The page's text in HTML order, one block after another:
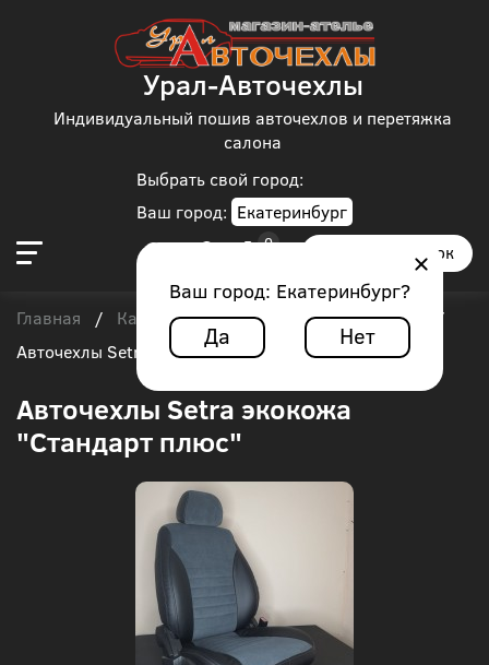
Выбрать свой город:
Ваш город: Екатеринбург
Ваш город: Екатеринбург?
Да Нет
Урал-Авточехлы
Индивидуальный пошив авточехлов и перетяжка
салона
Заказать звонок
Главная / Каталог чехлов / Автобус / Setra
/
Авточехлы Setra экокожа "Стандарт плюс"
Авточехлы Setra экокожа
"Стандарт плюс"